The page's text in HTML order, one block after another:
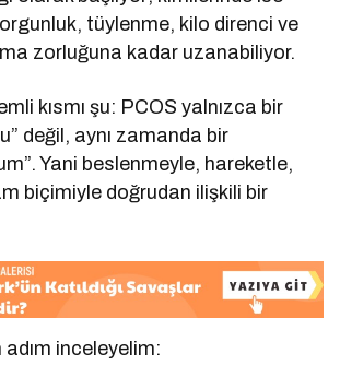
tüylenme, kilo direnci ve
zorluğuna kadar uzanabiliyor.
kısmı şu: PCOS yalnızca bir
değil, aynı zamanda bir
Yani beslenmeyle, hareketle,
biçimiyle doğrudan ilişkili bir
adım inceleyelim: